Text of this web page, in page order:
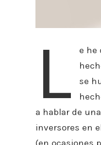
L
e he
se
a hablar de
inversores en